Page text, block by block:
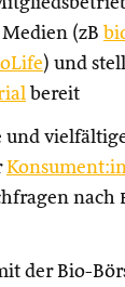
(zB
) und
bereit
und
nach
der Bio-